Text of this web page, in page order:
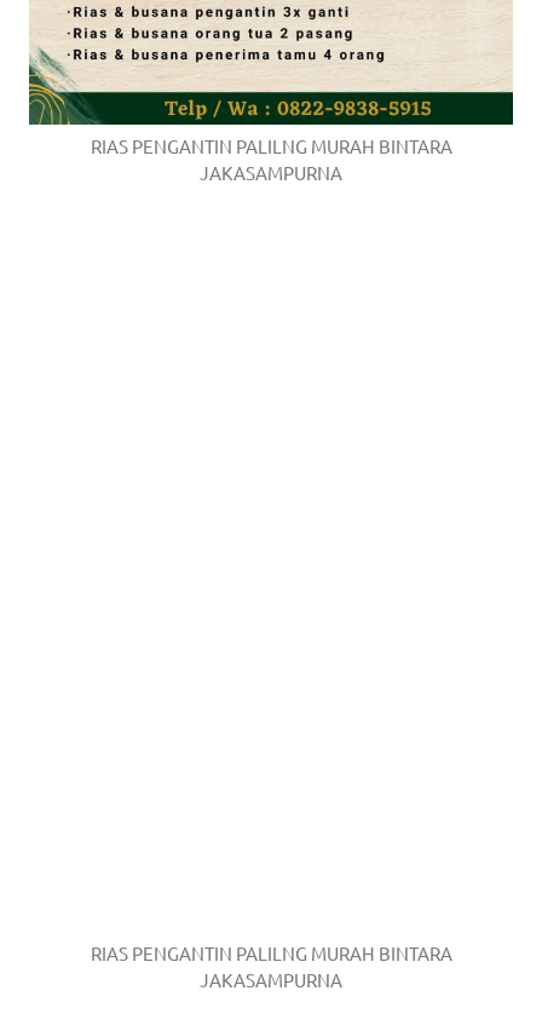
RIAS PENGANTIN PALILNG MURAH BINTARA
JAKASAMPURNA
RIAS PENGANTIN PALILNG MURAH BINTARA
JAKASAMPURNA